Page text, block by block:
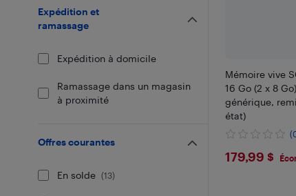
Mémoire vive
16 Go (2 x 8
générique,
état)
179,99 $
Expédition et
ramassage
Expédition à domicile
Ramassage dans un magasin
à proximité
Offres courantes
En solde (13)